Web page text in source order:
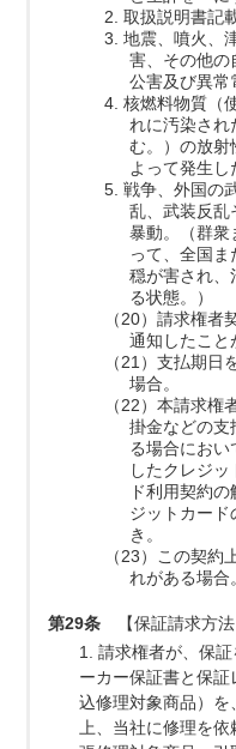
2. 取扱説明書記
3. 地震、噴火、
害、その他の
公害及び異常
4. 核燃料物質（
れに汚染され
む。）の放射
よって発生し
5. 戦争、外国の
乱、武装反乱
暴動。（群衆
って、全国
穏が害され、
る状態。）
（20）請求権者
通知したこと
（21）支払期日
場合。
（22）本請求権
掛金などの支
る場合におい
したクレジ
ド利用契約
ジットカード
き。
（23）この契約
れがある場合。
第29条
【保証請求方法
1. 請求権者が、保
ーカー保証書と保
込修理対象商品）
上、当社に修理を